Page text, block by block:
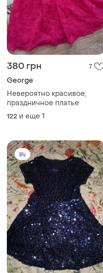
380 грн 7
George
Невероятно красивое,
праздничное платье
122 и еще 1